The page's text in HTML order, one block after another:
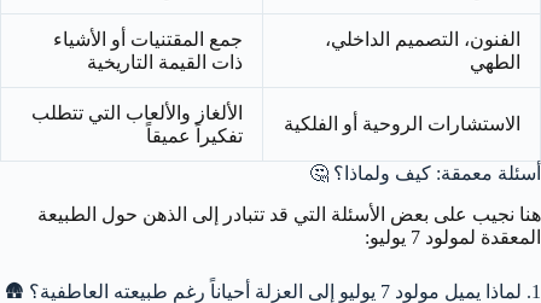
الفنون، التصميم الداخلي،
الطهي
جمع المقتنيات أو الأشياء
ذات القيمة التاريخية
الاستشارات الروحية أو الفلكية
الألغاز والألعاب التي تتطلب
تفكيراً عميقاً
أسئلة معمقة: كيف ولماذا؟ 🤔
هنا نجيب على بعض الأسئلة التي قد تتبادر إلى الذهن حول الطبيعة
المعقدة لمولود 7 يوليو:
1. لماذا يميل مولود 7 يوليو إلى العزلة أحياناً رغم طبيعته العاطفية؟ 🛖